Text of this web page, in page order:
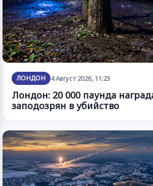
ЛОНДОН 4 Август 2026, 11:23
Лондон: 20 000 паунда
заподозрян в убийство